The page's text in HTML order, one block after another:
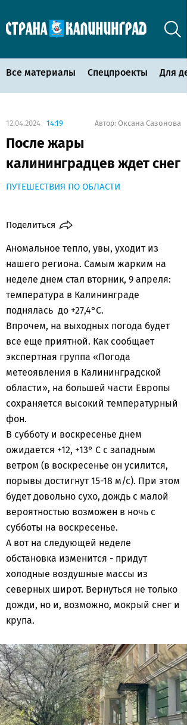
Все материалы Спецпроекты Для
12.04.2024 14:19 Автор: Оксана Сазонова
После жары
калининградцев ждет снег
ПУТЕШЕСТВИЯ ПО ОБЛАСТИ
Поделиться
Аномальное тепло, увы, уходит из
нашего региона. Самым жарким на
неделе днем стал вторник, 9 апреля:
температура в Калининграде
поднялась до +27,4°С.
Впрочем, на выходных погода будет
все еще приятной. Как сообщает
экспертная группа «Погода
метеоявления в Калининградской
области», на большей части Европы
сохраняется высокий температурный
фон.
В субботу и воскресенье днем
ожидается +12, +13° С с западным
ветром (в воскресенье он усилится,
порывы достигнут 15-18 м/с). При этом
будет довольно сухо, дождь с малой
вероятностью возможен в ночь с
субботы на воскресенье.
А вот на следующей неделе
обстановка изменится - придут
холодные воздушные массы из
северных широт. Вернуться не только
дожди, но и, возможно, мокрый снег и
крупа.